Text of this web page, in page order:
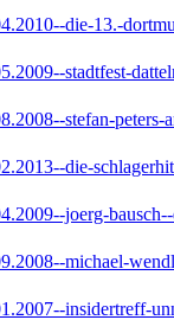
die-13.-
stadtfest-
stefan-
die-
joerg-
michael-
insidertreff-